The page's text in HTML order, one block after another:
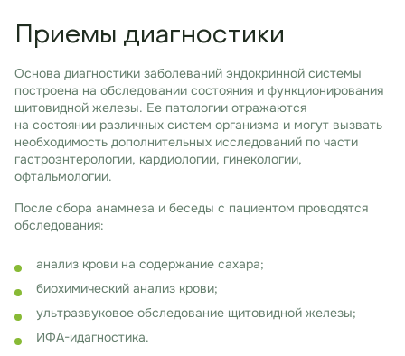
Приемы диагностики
Основа диагностики заболеваний эндокринной системы
построена на обследовании состояния и функционирования
щитовидной железы. Ее патологии отражаются
на состоянии различных систем организма и могут вызвать
необходимость дополнительных исследований по части
гастроэнтерологии, кардиологии, гинекологии,
офтальмологии.
После сбора анамнеза и беседы с пациентом проводятся
обследования:
анализ крови на содержание сахара;
биохимический анализ крови;
ультразвуковое обследование щитовидной железы;
ИФА-идагностика.